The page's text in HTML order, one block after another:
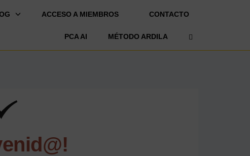
ACCESO A MIEMBROS CONTACTO
PCA AI MÉTODO ARDILA